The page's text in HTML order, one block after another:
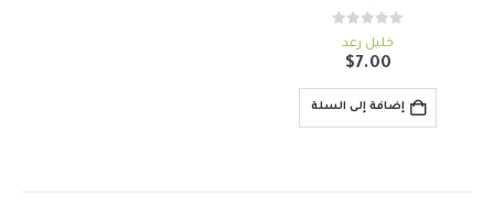
خليل رعد
$7.00
إضافة إلى السلة